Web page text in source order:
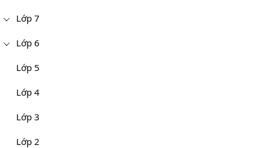
Lớp 7
Lớp 6
Lớp 5
Lớp 4
Lớp 3
Lớp 2